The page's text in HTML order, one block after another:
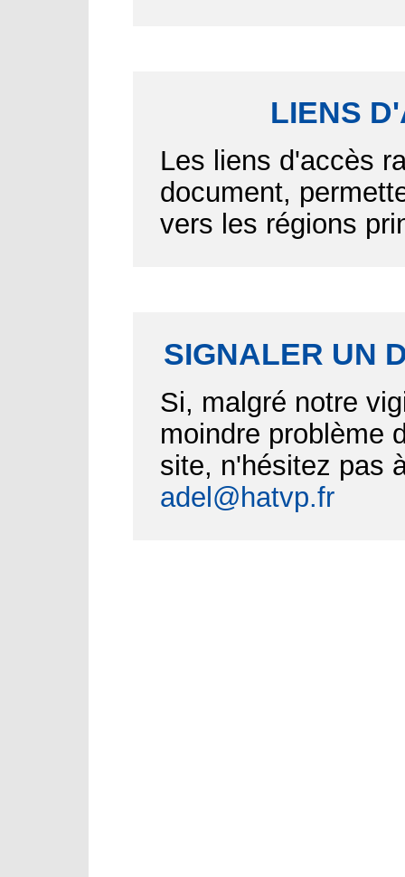
LIENS
Les liens d'accès
document,
vers les régions
SIGNALER UN
Si, malgré notre
moindre problème
site, n'hésitez pas
adel@hatvp.fr